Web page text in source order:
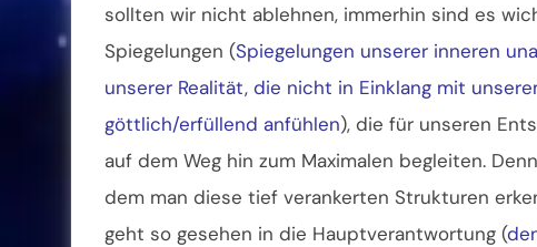
sollten wir nicht ablehnen, immerhin sind es
Spiegelungen (Spiegelungen unserer inneren
unserer Realität, die nicht in Einklang mit
göttlich/erfüllend anfühlen), die für unseren
auf dem Weg hin zum Maximalen begleiten.
dem man diese tief verankerten Strukturen
geht so gesehen in die Hauptverantwortung (